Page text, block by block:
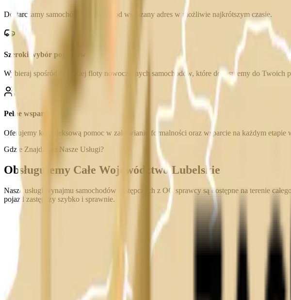
Dostarczamy samochód zastępczy pod wskazany adres w możliwie najkrótszym czasie.
Szeroki wybór pojazdów
Wybieraj spośród szerokiej floty nowoczesnych samochodów, które dopasujemy do Twoich
Pełne wsparcie
Oferujemy kompleksową pomoc w załatwianiu formalności oraz wsparcie na każdym etapie
Gdzie Znajdziesz Nasze Usługi?
Obsługujemy Całe Województwo Lubelskie
Nasze usługi wynajmu samochodów zastępczych z OC sprawcy są dostępne na terenie
pojazd zastępczy szybko i sprawnie.